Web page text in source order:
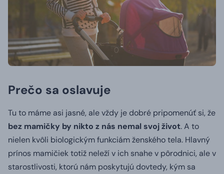
Prečo sa oslavuje
Tu to máme asi jasné, ale vždy je dobré pripomenúť si, že
bez mamičky by nikto z nás nemal svoj život. A to
nielen kvôli biologickým funkciám ženského tela. Hlavný
prínos mamičiek totiž neleží v ich snahe v pôrodnici, ale v
starostlivosti, ktorú nám poskytujú dovtedy, kým sa